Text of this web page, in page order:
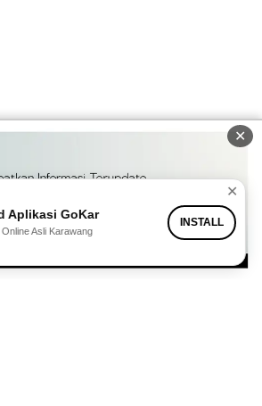
✕
✕
Aplikasi GoKar
Asli Karawang
INSTALL